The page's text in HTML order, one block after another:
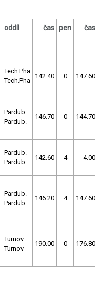
oddíl čas pen čas
Tech.Pha
Tech.Pha
142.40 0 147.60
Pardub.
Pardub.
146.70 0 144.70
Pardub.
Pardub.
142.60 4 4.00
Pardub.
Pardub.
146.20 4 147.60
Turnov
Turnov
190.00 0 176.80